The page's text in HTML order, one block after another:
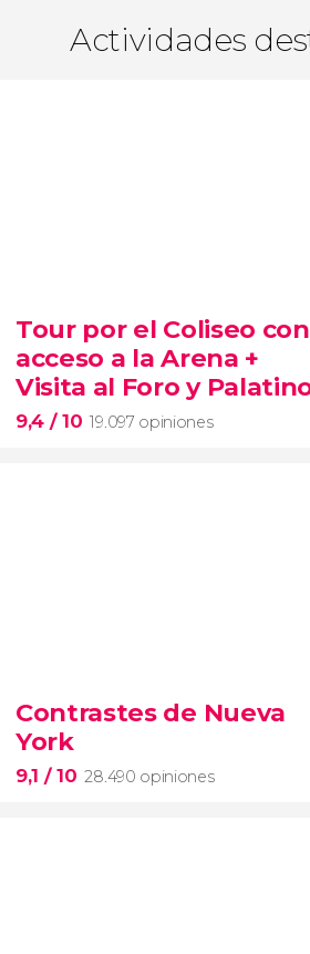
Actividades
Tour por el Coliseo con
acceso a la Arena +
Visita al Foro y
9,4 / 10 19.097 opiniones
Arena de gladiadores
Coliseo Romano
Contrastes de Nueva
York
9,1 / 10 28.490 opiniones